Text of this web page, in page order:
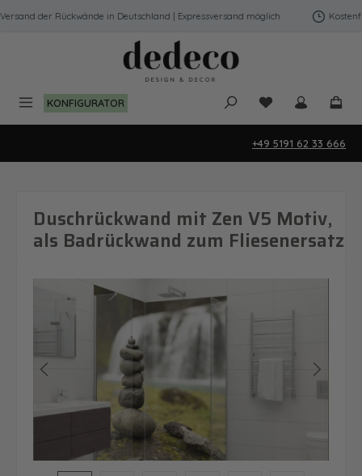
Zum Hauptinhalt springen
der Rückwände in Deutschland | Expressversand möglich
KONFIGURATOR Du hast 0
+49 5191 62 33 666
Duschrückwand mit Zen V5 Motiv,
als Badrückwand zum Fliesenersatz
Bildergalerie überspringen